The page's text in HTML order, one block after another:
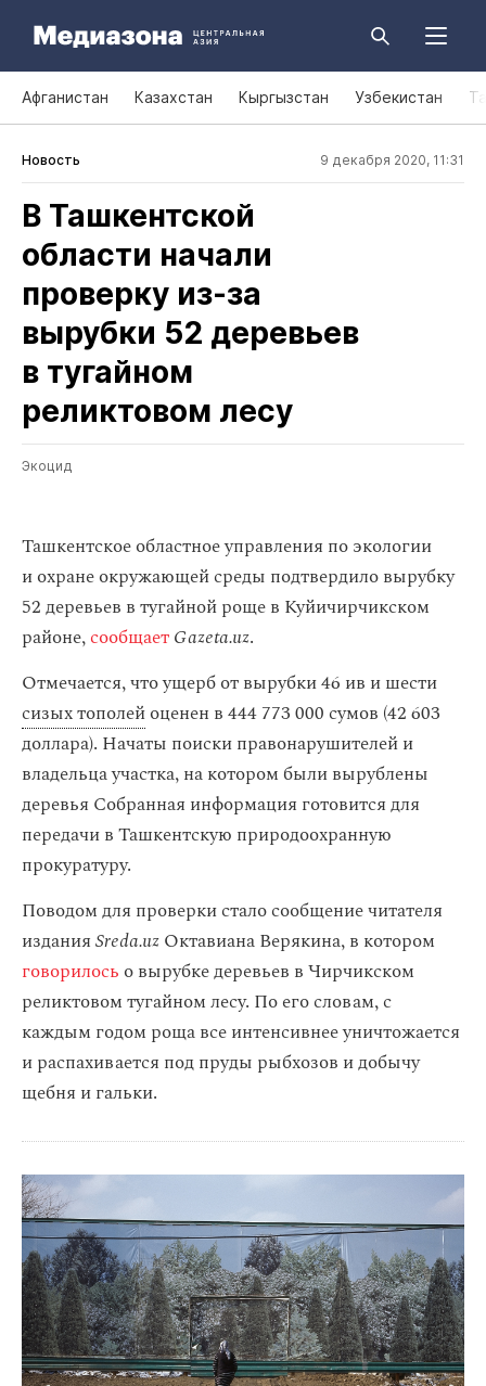
Афганистан Казахстан Кыргызстан Узбекистан
Новость 9 декабря 2020, 11:31
В Ташкентской
области начали
проверку из‑за
вырубки 52 деревьев
в тугайном
реликтовом лесу
Экоцид
Ташкентское областное управления по экологии
и охране окружающей среды подтвердило вырубку
52 деревьев в тугайной роще в Куйичирчикском
районе,сообщаетGazeta.uz.
Отмечается, что ущерб от вырубки 46 ив и шести
сизых тополейоценен в 444 773 000 сумов (42 603
доллара). Начаты поиски правонарушителей и
владельца участка, на котором были вырублены
деревья Собранная информация готовится для
передачи в Ташкентскую природоохранную
прокуратуру.
Поводом для проверки стало сообщение читателя
изданияSreda.uzОктавиана Верякина, в котором
говорилось о вырубке деревьев в Чирчикском
реликтовом тугайном лесу. По его словам, с
каждым годом роща все интенсивнее уничтожается
и распахивается под пруды рыбхозов и добычу
щебня и гальки.